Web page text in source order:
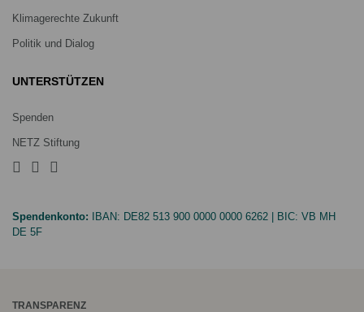
Klimagerechte Zukunft
Politik und Dialog
UNTERSTÜTZEN
Spenden
NETZ Stiftung
Spendenkonto: IBAN: DE82 513 900 0000 0000 6262 | BIC: VB MH
DE 5F
TRANSPARENZ